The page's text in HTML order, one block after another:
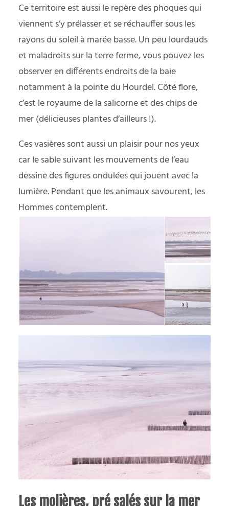
Ce territoire est aussi le repère des phoques qui
viennent s’y prélasser et se réchauffer sous les
rayons du soleil à marée basse. Un peu lourdauds
et maladroits sur la terre ferme, vous pouvezles
observer en différents endroits de la baie
notamment à la pointe du Hourdel. Côté flore,
c’est le royaume de la salicorne et des chips de
mer (délicieuses plantes d’ailleurs !).
Ces vasières sont aussi un plaisir pour nos yeux
car le sable suivant les mouvements de l’eau
dessine des figures ondulées qui jouent avec la
lumière. Pendant que les animaux savourent, les
Hommes contemplent.
Les molières, pré salés sur la mer